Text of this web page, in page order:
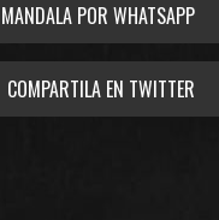
MANDALA POR WHATSAPP
COMPARTILA EN TWITTER